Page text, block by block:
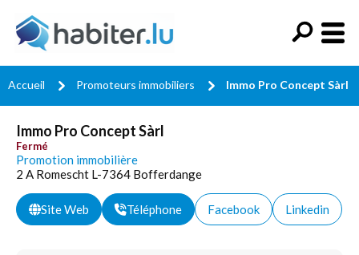
Accueil Promoteurs immobiliers Immo Pro Concept Sàrl
Immo Pro Concept Sàrl
Fermé
Promotion immobilière
2 A Romescht L-7364 Bofferdange
Site Web Téléphone Facebook Linkedin